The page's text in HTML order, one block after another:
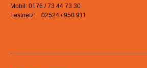
Mobil: 0176 / 73 44 73 30
Festnetz: 02524 / 950 911